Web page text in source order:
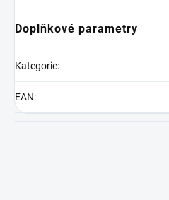
Doplňkové parametry
Kategorie:
EAN: